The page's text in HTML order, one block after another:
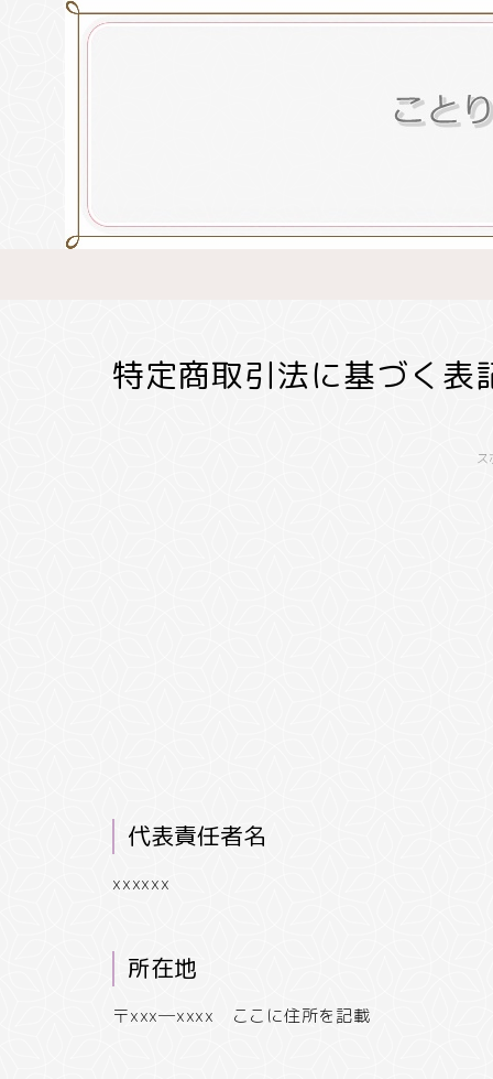
特定商取引法に基づく表
ス
代表責任者名
xxxxxx
所在地
〒xxx―xxxx ここに住所を記載